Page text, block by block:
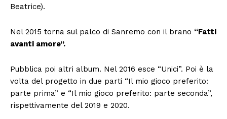
Menu
Beatrice).
Nel 2015 torna sul palco di Sanremo con il brano “Fatti
avanti amore”.
Pubblica poi altri album. Nel 2016 esce “Unici”. Poi è la
volta del progetto in due parti “Il mio gioco preferito:
parte prima” e “Il mio gioco preferito: parte seconda”,
rispettivamente del 2019 e 2020.